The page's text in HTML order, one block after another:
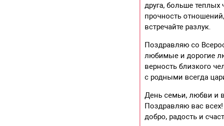
друга, больше
прочность
встречайте разлук.
Поздравляю со
любимые и дорогие
верность близкого
с родными всегда
День семьи, любви и
Поздравляю вас всех!
добро, радость и